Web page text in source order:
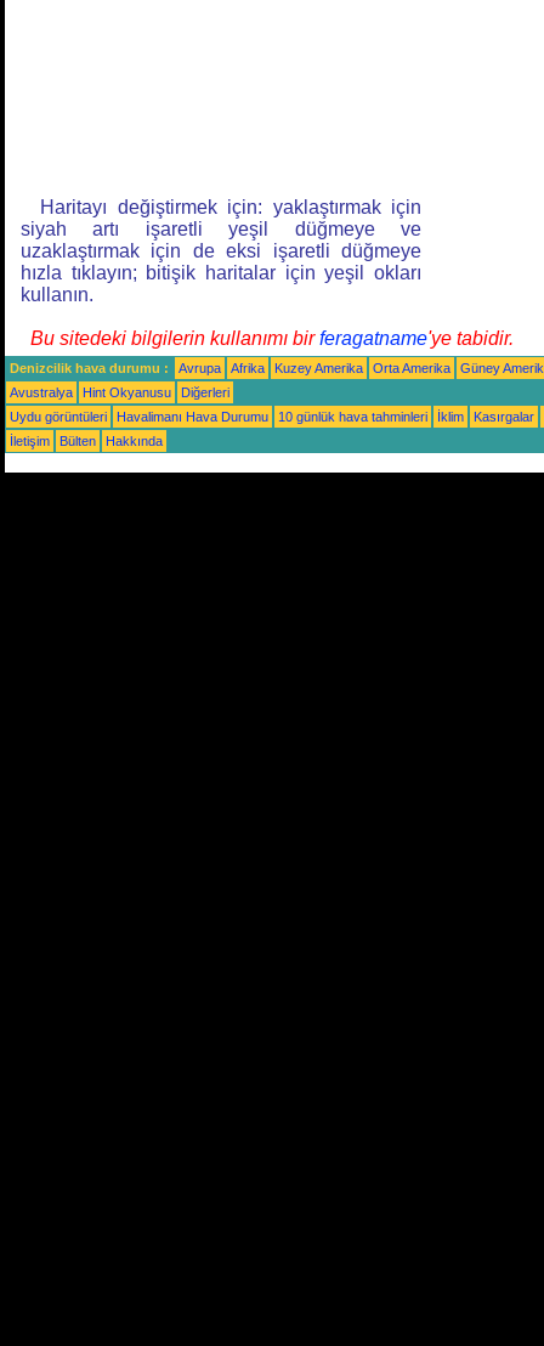
Haritayı değiştirmek için: yaklaştırmak için
siyah artı işaretli yeşil düğmeye ve
uzaklaştırmak için de eksi işaretli düğmeye
hızla tıklayın; bitişik haritalar için yeşil okları
kullanın.
Bu sitedeki bilgilerin kullanımı birferagatname'ye tabidir.
Denizcilik hava durumu : Avrupa Afrika Kuzey Amerika Orta Amerika
Güney
Avustralya
Hint Okyanusu
Diğerleri
Uydu görüntüleri
Havalimanı Hava Durumu 10 günlük hava tahminleri İklim
Kasırgalar
İletişim
Bülten Hakkında